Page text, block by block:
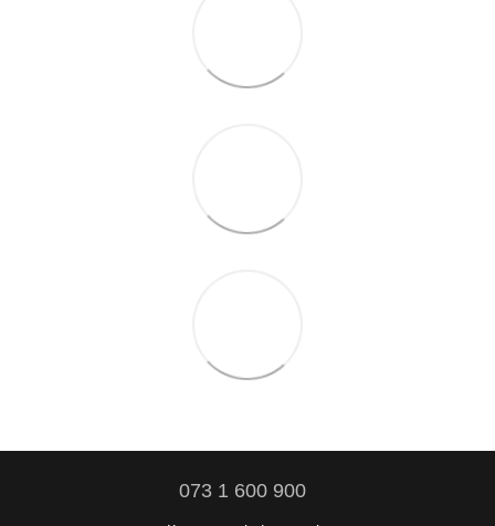
073 1 600 900